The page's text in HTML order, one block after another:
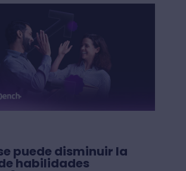
puede disminuir la
habilidades